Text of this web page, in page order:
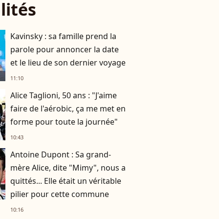
Kavinsky : sa famille prend la
parole pour annoncer la date
et le lieu de son dernier voyage
11:10
Alice Taglioni, 50 ans : "J'aime
faire de l'aérobic, ça me met en
forme pour toute la journée"
10:43
Antoine Dupont : Sa grand-
mère Alice, dite "Mimy", nous a
quittés... Elle était un véritable
pilier pour cette commune
10:16